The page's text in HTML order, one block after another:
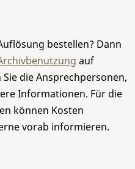
bestellen? Dann
auf
die Ansprechpersonen,
Informationen. Für die
können Kosten
vorab informieren.